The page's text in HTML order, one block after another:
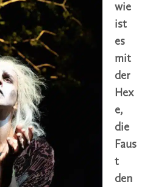
wie
ist
es
mit
der
Hex
e,
die
Faus
t
den